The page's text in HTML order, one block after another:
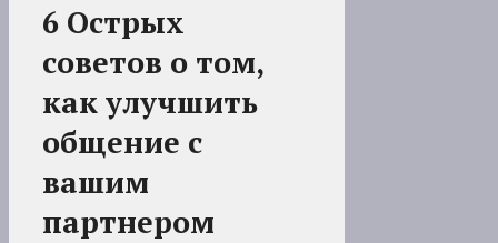
6 Острых
советов о том,
как улучшить
общение с
вашим
партнером